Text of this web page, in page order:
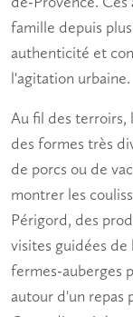
famille depuis
authenticité et
l'agitation urbaine.
Au fil des terroirs,
des formes très
de porcs ou de
montrer les
Périgord, des
visites guidées de
fermes-auberges
autour d'un repas